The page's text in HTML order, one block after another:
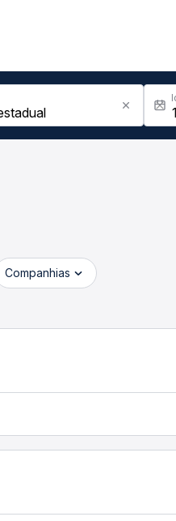
Companhias